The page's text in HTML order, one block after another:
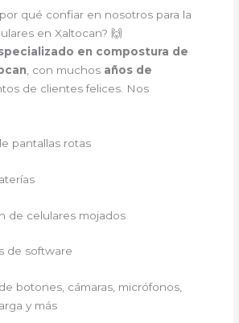
qué confiar en nosotros para la
en Xaltocan? 🙌
en compostura de
, con muchos años de
de clientes felices. Nos
pantallas rotas
de celulares mojados
de software
botones, cámaras, micrófonos,
y más